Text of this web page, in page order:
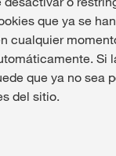
que ya se
cualquier
Si
que ya no sea
del sitio.